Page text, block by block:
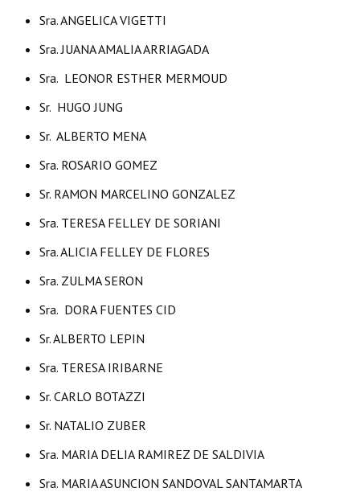
NORMATIVA
Comunicaciones
INSTITUCIONAL
Antiguos Pobladores
Noticias Destacadas
Audiencias Públicas - Registro
Sra. ANGELICA VIGETTI
Sra. JUANA AMALIA ARRIAGADA
Sra. LEONOR ESTHER MERMOUD
Sr. HUGO JUNG
Sr. ALBERTO MENA
Sra. ROSARIO GOMEZ
Sr. RAMON MARCELINO GONZALEZ
Sra. TERESA FELLEY DE SORIANI
Sra. ALICIA FELLEY DE FLORES
Sra. ZULMA SERON
Sra. DORA FUENTES CID
Sr. ALBERTO LEPIN
Sra. TERESA IRIBARNE
Sr. CARLO BOTAZZI
Sr. NATALIO ZUBER
Sra. MARIA DELIA RAMIREZ DE SALDIVIA
Sra. MARIA ASUNCION SANDOVAL SANTAMARTA